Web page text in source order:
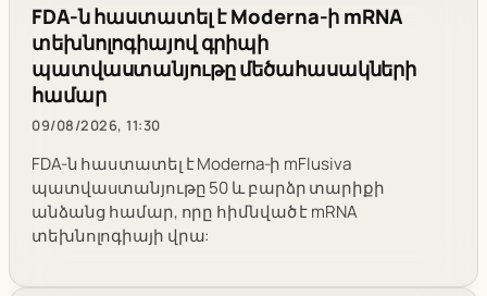
FDA-ն հաստատել է Moderna-ի mRNA
տեխնոլոգիայով գրիպի
պատվաստանյութը մեծահասակների
համար
09/08/2026, 11:30
FDA-ն հաստատել է Moderna-ի mFlusiva
պատվաստանյութը 50 և բարձր տարիքի
անձանց համար, որը հիմնված է mRNA
տեխնոլոգիայի վրա: